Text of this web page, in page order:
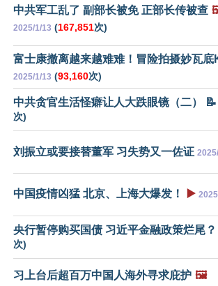
中共军工乱了 副部长被免 正部长传被查
2025/1/13 (167,851次)
富士康撤离越来越难难！冒险拍摄妙瓦底
2025/1/13 (93,160次)
中共贪官生活怪癖让人大跌眼镜（二） 📝
次)
刘振立或要接替董军 习失势又一佐证
中国疫情凶猛 北京、上海大爆发！ ▶️
央行暂停购买国债 习近平金融政策烂尾？
次)
习上台后超百万中国人海外寻求庇护 🖼️